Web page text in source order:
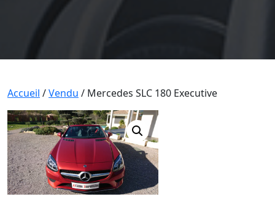
Accueil /Vendu / Mercedes SLC 180 Executive